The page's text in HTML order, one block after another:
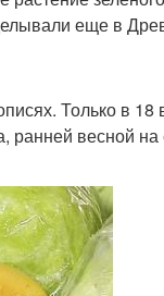
еще в
Только в 18
ранней весной